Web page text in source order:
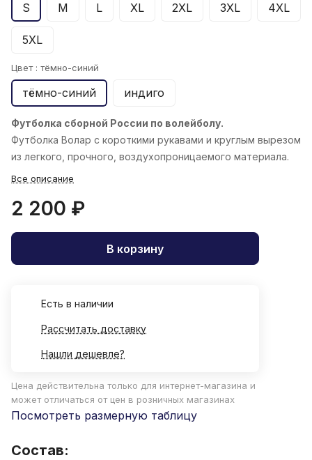
S M L XL 2XL 3XL 4XL
5XL
Цвет : тёмно-синий
тёмно-синий индиго
Футболка сборной России по волейболу.
Футболка Волар с короткими рукавами и круглым вырезом
из легкого, прочного, воздухопроницаемого материала.
Все описание
2 200 ₽
В корзину
Есть в наличии
Рассчитать доставку
Нашли дешевле?
Цена действительна только для интернет-магазина и
может отличаться от цен в розничных магазинах
Посмотреть размерную таблицу
Состав: